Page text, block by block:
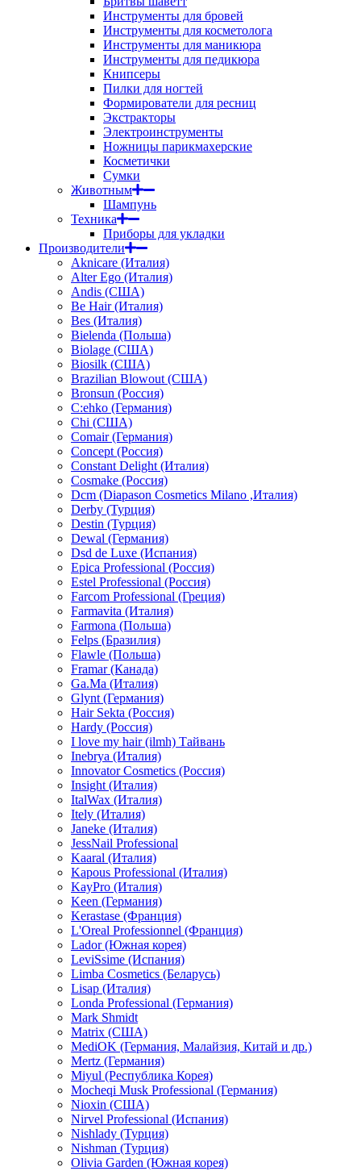
Инструменты для бровей
Инструменты для косметолога
Инструменты для маникюра
Инструменты для педикюра
Книпсеры
Пилки для ногтей
Формирователи для ресниц
Экстракторы
Электроинструменты
Ножницы парикмахерские
Косметички
Сумки
Животным
Шампунь
Техника
Приборы для укладки
Производители
Aknicare (Италия)
Alter Ego (Италия)
Andis (США)
Be Hair (Италия)
Bes (Италия)
Bielenda (Польша)
Biolage (США)
Biosilk (США)
Brazilian Blowout (США)
Bronsun (Россия)
C:ehko (Германия)
Chi (США)
Comair (Германия)
Concept (Россия)
Constant Delight (Италия)
Cosmake (Россия)
Dcm (Diapason Cosmetics Milano ,Италия)
Derby (Турция)
Destin (Турция)
Dewal (Германия)
Dsd de Luxe (Испания)
Epica Professional (Россия)
Estel Professional (Россия)
Farcom Professional (Греция)
Farmavita (Италия)
Farmona (Польша)
Felps (Бразилия)
Flawle (Польша)
Framar (Канада)
Ga.Ma (Италия)
Glynt (Германия)
Hair Sekta (Россия)
Hardy (Россия)
I love my hair (ilmh) Тайвань
Inebrya (Италия)
Innovator Cosmetics (Россия)
Insight (Италия)
ItalWax (Италия)
Itely (Италия)
Janeke (Италия)
JessNail Professional
Kaaral (Италия)
Kapous Professional (Италия)
KayPro (Италия)
Keen (Германия)
Kerastase (Франция)
L'Oreal Professionnel (Франция)
Lador (Южная корея)
LeviSsime (Испания)
Limba Cosmetics (Беларусь)
Lisap (Италия)
Londa Professional (Германия)
Mark Shmidt
Matrix (США)
MediOK (Германия, Малайзия, Китай и др.)
Mertz (Германия)
Miyul (Республика Корея)
Mocheqi Musk Professional (Германия)
Nioxin (США)
Nirvel Professional (Испания)
Nishlady (Турция)
Nishman (Турция)
Olivia Garden (Южная корея)